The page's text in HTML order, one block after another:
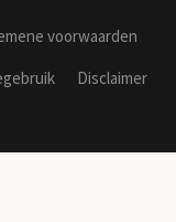
voorwaarden
Disclaimer